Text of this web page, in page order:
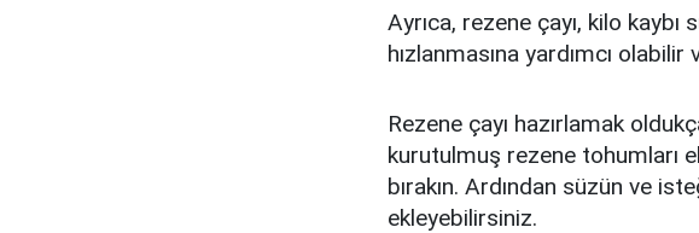
Ayrıca, rezene çayı, kilo
hızlanmasına yardımcı
Rezene çayı hazırlamak
kurutulmuş rezene tohumları
bırakın. Ardından süzün ve
ekleyebilirsiniz.